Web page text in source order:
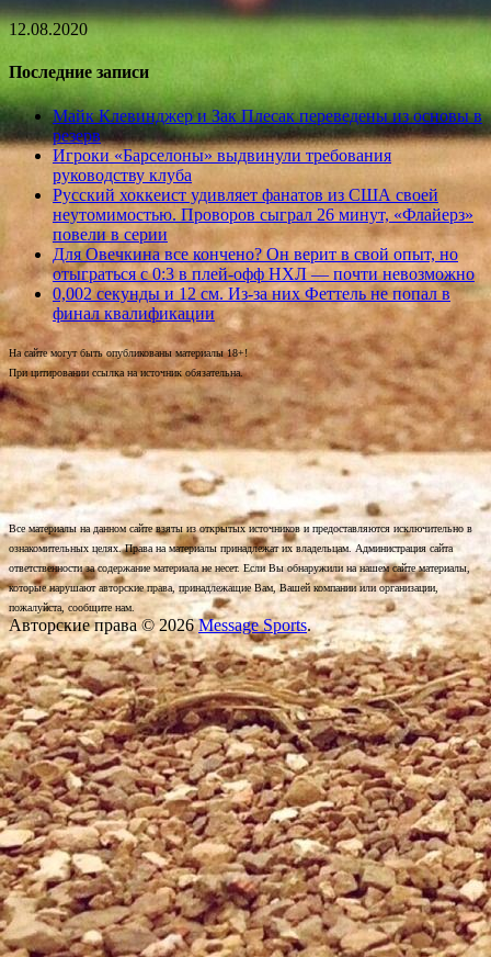
12.08.2020
Последние записи
Майк Клевинджер и Зак Плесак переведены из основы в
резерв
Игроки «Барселоны» выдвинули требования
руководству клуба
Русский хоккеист удивляет фанатов из США своей
неутомимостью. Проворов сыграл 26 минут, «Флайерз»
повели в серии
Для Овечкина все кончено? Он верит в свой опыт, но
отыграться с 0:3 в плей-офф НХЛ — почти невозможно
0,002 секунды и 12 см. Из-за них Феттель не попал в
финал квалификации
На сайте могут быть опубликованы материалы 18+!
При цитировании ссылка на источник обязательна.
Все материалы на данном сайте взяты из открытых источников и предоставляются исключительно в
ознакомительных целях. Права на материалы принадлежат их владельцам. Администрация сайта
ответственности за содержание материала не несет. Если Вы обнаружили на нашем сайте материалы,
которые нарушают авторские права, принадлежащие Вам, Вашей компании или организации,
пожалуйста, сообщите нам.
Авторские права © 2026Message Sports.